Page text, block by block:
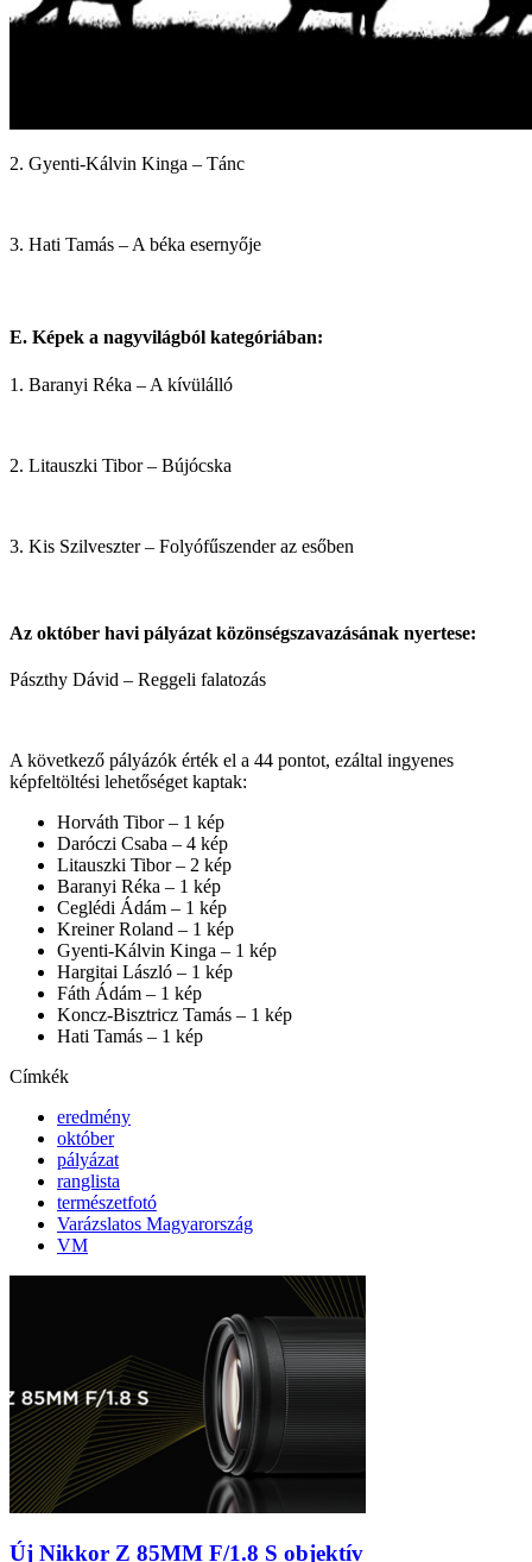
2. Gyenti-Kálvin Kinga – Tánc
3. Hati Tamás – A béka esernyője
E. Képek a nagyvilágból kategóriában:
1. Baranyi Réka – A kívülálló
2. Litauszki Tibor – Bújócska
3. Kis Szilveszter – Folyófűszender az esőben
Az október havi pályázat közönségszavazásának nyertese:
Pászthy Dávid – Reggeli falatozás
A következő pályázók érték el a 44 pontot, ezáltal ingyenes
képfeltöltési lehetőséget kaptak:
Horváth Tibor – 1 kép
Daróczi Csaba – 4 kép
Litauszki Tibor – 2 kép
Baranyi Réka – 1 kép
Ceglédi Ádám – 1 kép
Kreiner Roland – 1 kép
Gyenti-Kálvin Kinga – 1 kép
Hargitai László – 1 kép
Fáth Ádám – 1 kép
Koncz-Bisztricz Tamás – 1 kép
Hati Tamás – 1 kép
Címkék
eredmény
október
pályázat
ranglista
természetfotó
Varázslatos Magyarország
VM
Új Nikkor Z 85MM F/1.8 S objektív